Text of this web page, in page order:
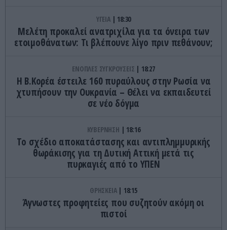
ΥΓΕΙΑ 18:30
Μελέτη προκαλεί ανατριχίλα για τα όνειρα των
ετοιμοθάνατων: Τι βλέπουνε λίγο πριν πεθάνουν;
ΕΝΟΠΛΕΣ ΣΥΓΚΡΟΥΣΕΙΣ 18:27
Η Β.Κορέα έστειλε 160 πυραύλους στην Ρωσία να
χτυπήσουν την Ουκρανία – Θέλει να εκπαιδευτεί
σε νέο δόγμα
ΚΥΒΕΡΝΗΣΗ 18:16
Το σχέδιο αποκατάστασης και αντιπλημμυρικής
θωράκισης για τη Δυτική Αττική μετά τις
πυρκαγιές από το ΥΠΕΝ
ΘΡΗΣΚΕΙΑ 18:15
Άγνωστες προφητείες που συζητούν ακόμη οι
πιστοί